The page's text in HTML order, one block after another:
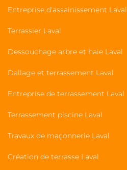
Entreprise d'assainissement Laval
Terrassier Laval
Dessouchage arbre et haie Laval
Dallage et terrassement Laval
Entreprise de terrassement Laval
Terrassement piscine Laval
Travaux de maçonnerie Laval
Création de terrasse Laval